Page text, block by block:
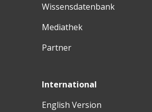
Wissensdatenbank
Mediathek
Partner
International
English Version